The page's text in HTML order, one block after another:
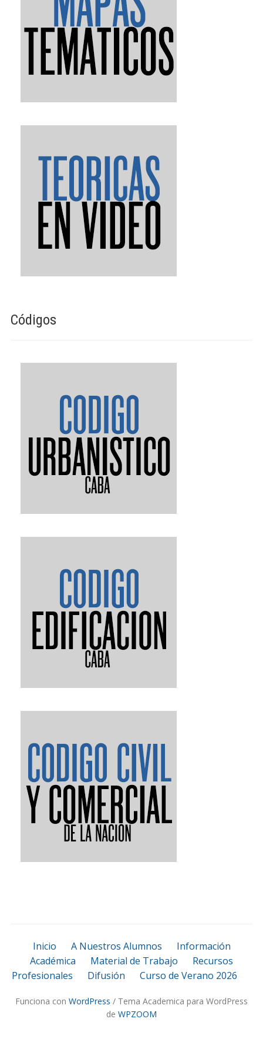
Códigos
Inicio A Nuestros Alumnos
Información
Académica
Material de Trabajo
Recursos
Profesionales
Difusión Curso de Verano 2026
Funciona con WordPress / Tema Academica para WordPress
de WPZOOM